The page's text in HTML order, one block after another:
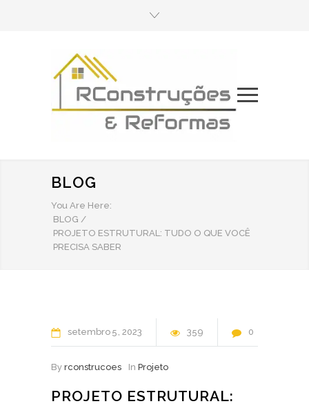
BLOG
You Are Here:
BLOG /
PROJETO ESTRUTURAL: TUDO O QUE VOCÊ
PRECISA SABER
setembro 5 2023 359 0
By rconstrucoes In Projeto
PROJETO ESTRUTURAL: